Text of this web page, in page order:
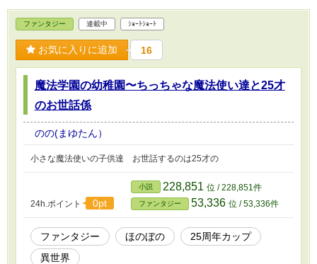
ファンタジー 連載中 ｼｮｰﾄｼｮｰﾄ
お気に入りに追加 16
魔法学園の幼稚園〜ちっちゃな魔法使い達と25才
のお世話係
のの(まゆたん）
小さな魔法使いの子供達 お世話するのは25才の
24h.ポイント 0pt
小説 228,851 位 / 228,851件
ファンタジー 53,336 位 / 53,336件
ファンタジー ほのぼの
25周年カップ
異世界